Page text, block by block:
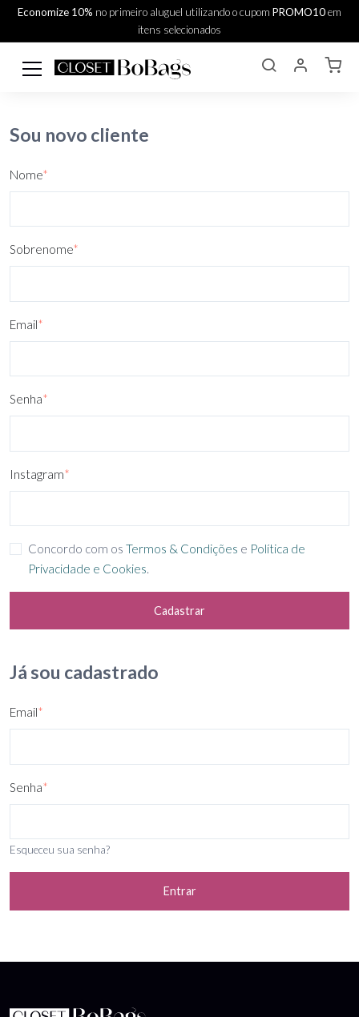
Economize 10% no primeiro aluguel utilizando o cupom PROMO10em
itens selecionados
Sou novo cliente
Nome*
Sobrenome*
Email*
Senha*
Instagram*
Concordo com os Termos & Condições e Política de
Privacidade e Cookies.
Cadastrar
Já sou cadastrado
Email*
Senha*
Esqueceu sua senha?
Entrar